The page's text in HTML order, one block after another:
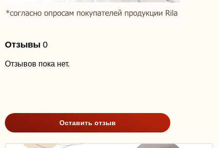
Отзывы 0
Отзывов пока нет.
Оставить отзыв